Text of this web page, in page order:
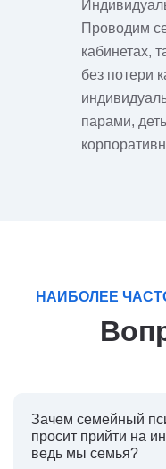
Проводим
кабинетах,
без потери
парами,
НАИБОЛЕЕ
Зачем семейный
просит прийти на
ведь мы семья?